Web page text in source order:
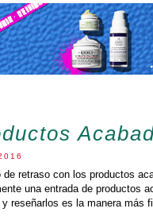
de retraso con los productos
una entrada de productos
reseñarlos es la manera más